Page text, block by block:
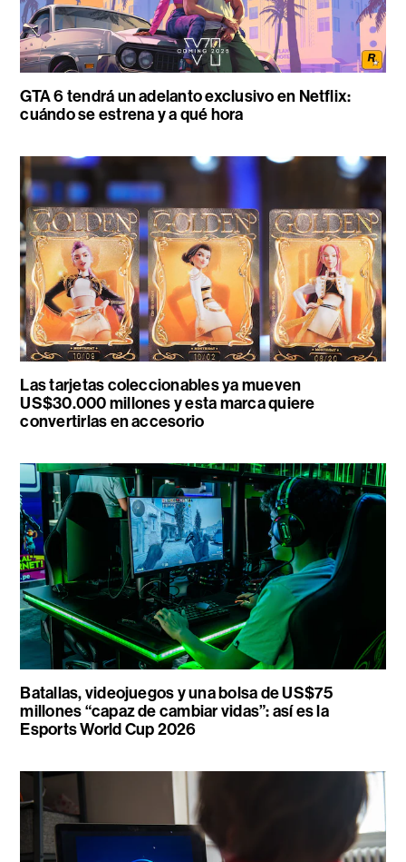
GTA 6 tendrá un adelanto exclusivo en Netflix:
cuándo se estrena y a qué hora
Las tarjetas coleccionables ya mueven
US$30.000 millones y esta marca quiere
convertirlas en accesorio
Batallas, videojuegos y una bolsa de US$75
millones “capaz de cambiar vidas”: así es la
Esports World Cup 2026